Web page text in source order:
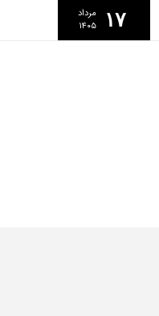
۱۷
مرداد
۱۴۰۵